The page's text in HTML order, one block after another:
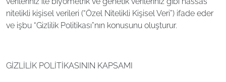
nitelikli kişisel verileri (“Özel Nitelikli Kişisel Veri”) ifade eder
ve işbu “Gizlilik Politikası”nın konusunu oluşturur.
GİZLİLİK POLİTİKASININ KAPSAMI